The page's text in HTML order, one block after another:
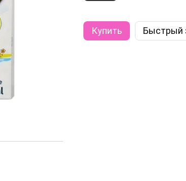
Купить Быстрый